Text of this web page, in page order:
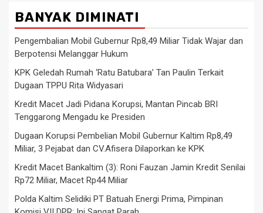
BANYAK DIMINATI
Pengembalian Mobil Gubernur Rp8,49 Miliar Tidak Wajar dan
Berpotensi Melanggar Hukum
KPK Geledah Rumah ‘Ratu Batubara’ Tan Paulin Terkait
Dugaan TPPU Rita Widyasari
Kredit Macet Jadi Pidana Korupsi, Mantan Pincab BRI
Tenggarong Mengadu ke Presiden
Dugaan Korupsi Pembelian Mobil Gubernur Kaltim Rp8,49
Miliar, 3 Pejabat dan CV.Afisera Dilaporkan ke KPK
Kredit Macet Bankaltim (3): Roni Fauzan Jamin Kredit Senilai
Rp72 Miliar, Macet Rp44 Miliar
Polda Kaltim Selidiki PT Batuah Energi Prima, Pimpinan